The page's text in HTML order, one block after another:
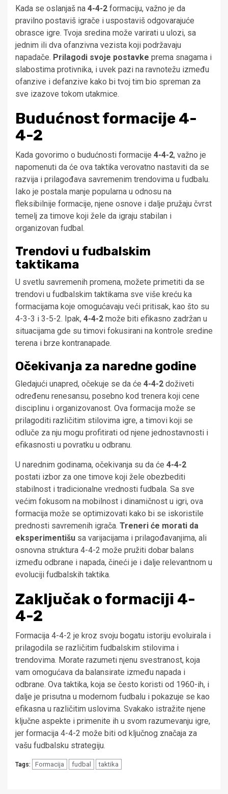
Kada se oslanjaš na 4-4-2 formaciju, važno je da
pravilno postaviš igrače i uspostaviš odgovarajuće
obrasce igre. Tvoja sredina može varirati u ulozi, sa
jednim ili dva ofanzivna vezista koji podržavaju
napadače. Prilagodi svoje postavke prema snagama i
slabostima protivnika, i uvek pazi na ravnotežu između
ofanzive i defanzive kako bi tvoj tim bio spreman za
sve izazove tokom utakmice.
Budućnost formacije 4-
4-2
Kada govorimo o budućnosti formacije 4-4-2, važno je
napomenuti da će ova taktika verovatno nastaviti da se
razvija i prilagođava savremenim trendovima u fudbalu.
Iako je postala manje popularna u odnosu na
fleksibilnije formacije, njene osnove i dalje pružaju čvrst
temelj za timove koji žele da igraju stabilan i
organizovan fudbal.
Trendovi u fudbalskim
taktikama
U svetlu savremenih promena, možete primetiti da se
trendovi u fudbalskim taktikama sve više kreću ka
formacijama koje omogućavaju veći pritisak, kao što su
4-3-3 i 3-5-2. Ipak, 4-4-2 može biti efikasno zadržan u
situacijama gde su timovi fokusirani na kontrole sredine
terena i brze kontranapade.
Očekivanja za naredne godine
Gledajući unapred, očekuje se da će 4-4-2 doživeti
određenu renesansu, posebno kod trenera koji cene
disciplinu i organizovanost. Ova formacija može se
prilagoditi različitim stilovima igre, a timovi koji se
odluče za nju mogu profitirati od njene jednostavnosti i
efikasnosti u povratku u odbranu.
U narednim godinama, očekivanja su da će 4-4-2
postati izbor za one timove koji žele obezbediti
stabilnost i tradicionalne vrednosti fudbala. Sa sve
većim fokusom na mobilnost i dinamičnost u igri, ova
formacija može se optimizovati kako bi se iskoristile
prednosti savremenih igrača. Treneri će morati da
eksperimentišu sa varijacijama i prilagođavanjima, ali
osnovna struktura 4-4-2 može pružiti dobar balans
između odbrane i napada, čineći je i dalje relevantnom u
evoluciji fudbalskih taktika.
Zaključak o formaciji 4-
4-2
Formacija 4-4-2 je kroz svoju bogatu istoriju evoluirala i
prilagodila se različitim fudbalskim stilovima i
trendovima. Morate razumeti njenu svestranost, koja
vam omogućava da balansirate između napada i
odbrane. Ova taktika, koja se često koristi od 1960-ih, i
dalje je prisutna u modernom fudbalu i pokazuje se kao
efikasna u različitim uslovima. Svakako istražite njene
ključne aspekte i primenite ih u svom razumevanju igre,
jer formacija 4-4-2 može biti od ključnog značaja za
vašu fudbalsku strategiju.
Tags: Formacija fudbal taktika